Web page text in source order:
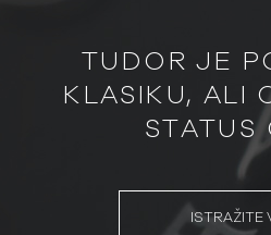
TUDOR JE
KLASIKU, ALI
STATUS
ISTRAŽITE